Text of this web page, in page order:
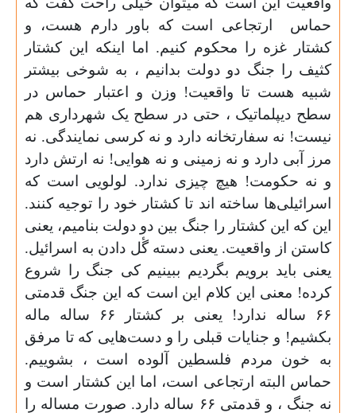
حماس
ارتجاعی است که باور دارم هست، و
کشتار غزه را محکوم کنیم. اما اینکه این کشتار
کثیف را جنگ دو دولت بدانیم ، به شوخی‌ بیشتر
شبیه هست تا واقعیت! وزن و اعتبار حماس در
سطح دیپلماتیک ، حتی در سطح یک شهرداری هم
نیست! نه سفارتخانه دارد و نه کرسی نمایندگی. نه
مرز آبی دارد و نه زمینی‌ و نه هوایی! نه ارتش دارد
و نه حکومت! هیچ چیزی ندارد. لولویی است که
اسرائیلی‌ها ساخته اند تا کشتار خود را توجیه کنند.
این که این کشتار را جنگ بین دو دولت بنامیم، یعنی
کاستن از واقعیت. یعنی دسته گٔل دادن به اسرائیل.
یعنی باید برویم بگردیم ببینیم کی‌ جنگ را شروع
کرده! معنی این کلام این است که این جنگ قدمتی
۶۶ ساله ندارد! یعنی بر کشتار ۶۶ ساله ماله
بکشیم! و جنایات قبلی‌ را و دست‌هایی‌ که تا مرفق
به خون مردم فلسطین آلوده است ، بشوییم.
حماس البته ارتجاعی است، اما این کشتار است و
نه جنگ ، و قدمتی ۶۶ ساله دارد. صورت مساله را